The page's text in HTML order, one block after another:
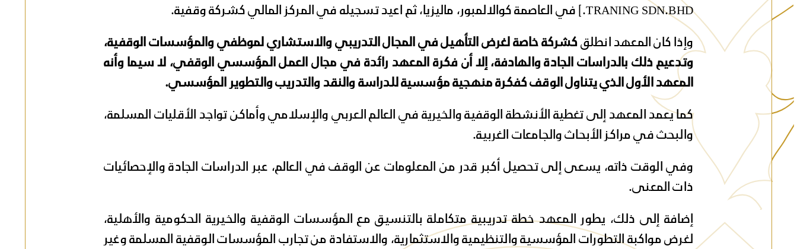
TRANING SDN.BHD.] في العاصمة كوالالمبور، ماليزيا، ثم اعيد تسجيله في المركز المالي كشركة وقفية.
وإذا كان المعهد انطلق كشركة خاصة لغرض التأهيل في المجال التدريبي والاستشاري لموظفي والمؤسسات الوقفية،
وتدعيم ذلك بالدراسات الجادة والهادفة، إلا أن فكرة المعهد رائدة في مجال العمل المؤسسي الوقفي، لا سيما وأنه
المعهد الأول الذي يتناول الوقف كفكرة منهجية مؤسسية للدراسة والنقد والتدريب والتطوير المؤسسي.
كما يعمد المعهد إلى تغطية الأنشطة الوقفية والخيرية في العالم العربي والإسلامي وأماكن تواجد الأقليات المسلمة،
والبحث في مراكز الأبحاث والجامعات الغربية.
وفي الوقت ذاته، يسعى إلى تحصيل أكبر قدر من المعلومات عن الوقف في العالم، عبر الدراسات الجادة والإحصائيات
ذات المعنى.
إضافة إلى ذلك، يطور المعهد خطة تدريبية متكاملة بالتنسيق مع المؤسسات الوقفية والخيرية الحكومية والأهلية،
لغرض مواكبة التطورات المؤسسية والتنظيمية والاستثمارية، والاستفادة من تجارب المؤسسات الوقفية المسلمة وغير